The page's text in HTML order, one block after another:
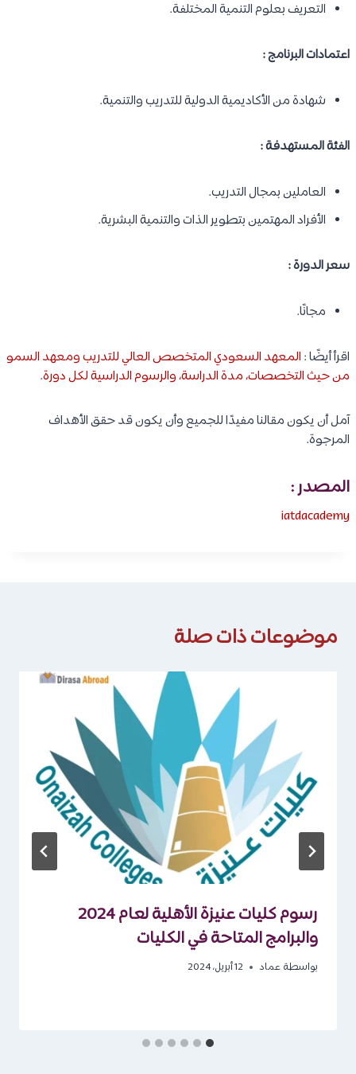
التعريف بعلوم التنمية المختلفة.
اعتمادات البرنامج :
شهادة من الأكاديمية الدولية للتدريب والتنمية.
الفئة المستهدفة :
العاملين بمجال التدريب.
الأفراد المهتمين بتطوير الذات والتنمية البشرية.
سعر الدورة :
مجانًا.
اقرأ أيضًا : المعهد السعودي المتخصص العالي للتدريب ومعهد السمو
من حيث التخصصات، مدة الدراسة، والرسوم الدراسية لكل دورة.
آمل أن يكون مقالنا مفيدًا للجميع وأن يكون قد حقق الأهداف
المرجوة.
المصدر :
iatdacademy
موضوعات ذات صلة
رسوم كليات عنيزة الأهلية لعام 2024
والبرامج المتاحة في الكليات
بواسطة عماد 12 أبريل، 2024